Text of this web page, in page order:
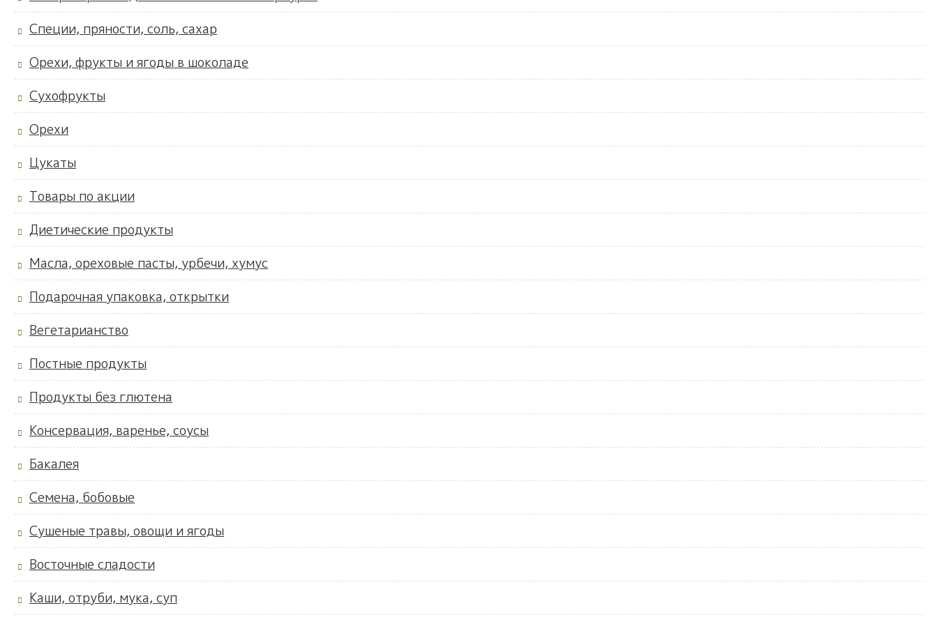
Специи, пряности, соль, сахар
Орехи, фрукты и ягоды в шоколаде
Сухофрукты
Орехи
Цукаты
Товары по акции
Диетические продукты
Масла, ореховые пасты, урбечи, хумус
Подарочная упаковка, открытки
Вегетарианство
Постные продукты
Продукты без глютена
Консервация, варенье, соусы
Бакалея
Семена, бобовые
Сушеные травы, овощи и ягоды
Восточные сладости
Каши, отруби, мука, суп